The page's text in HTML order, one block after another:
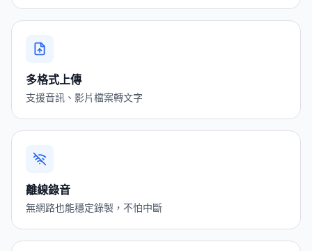
多格式上傳
支援音訊、影片檔案轉文字
離線錄音
無網路也能穩定錄製，不怕中斷